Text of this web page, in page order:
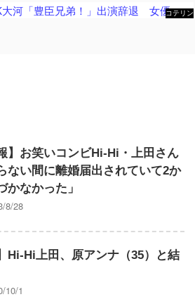
【速報】永野芽郁がNHK大河「豊臣兄弟！」出演辞退 女優業は事実上、活動休止へ…不倫疑惑余波ドラマにも
コテリン
】お笑いコンビHi-Hi・上田さん
ない間に離婚届出されていて2か
かなかった」
8/28
Hi-Hi上田、原アンナ（35）と結
10/1